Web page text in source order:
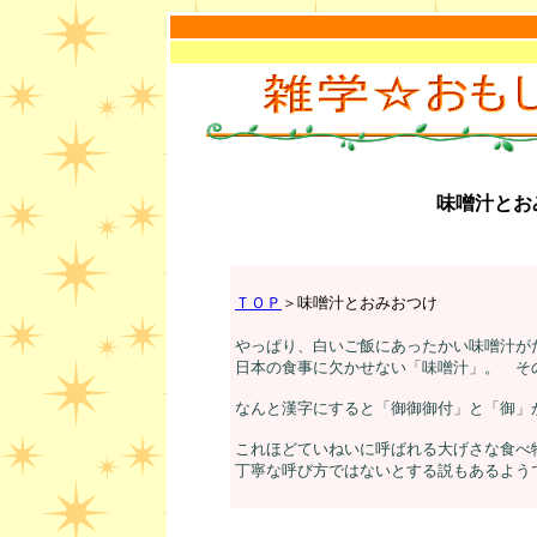
味噌汁と
ＴＯＰ ＞ 味噌汁とおみおつけ
やっぱり、白いご飯にあったかい味噌汁が
日本の食事に欠かせない「味噌汁」。 そ
なんと漢字にすると「御御御付」と「御
これほどていねいに呼ばれる大げさな食
丁寧な呼び方ではないとする説もあるよう